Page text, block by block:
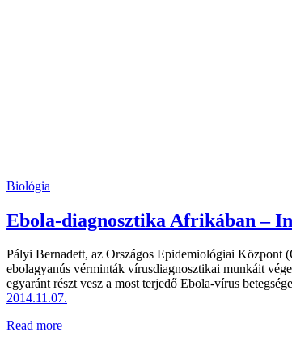
Biológia
Ebola-diagnosztika Afrikában –
Pályi Bernadett, az Országos Epidemiológiai Központ
ebolagyanús vérminták vírusdiagnosztikai munkáit
egyaránt részt vesz a most terjedő Ebola-vírus
2014.11.07.
Read more